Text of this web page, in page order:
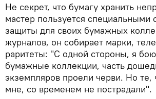
Не секрет, что бумагу хранить
мастер пользуется специальными
защиты для своих бумажных
журналов, он собирает марки,
раритеты: "С одной стороны, я
бумажные коллекции, часть
экземпляров проели черви. Но те,
мне, со временем не пострадали".